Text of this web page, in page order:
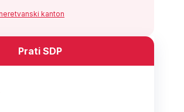
kanton
Prati SDP